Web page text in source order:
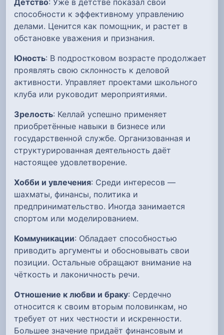
способности к эффективному управлению
делами. Ценится как помощник, и растет в
обстановке уважения и признания.
Юность: В подростковом возрасте продолжает
проявлять свою склонность к деловой
активности. Управляет проектами школьного
клуба или руководит мероприятиями.
Зрелость: Келлай успешно применяет
приобретённые навыки в бизнесе или
государственной службе. Организованная и
структурированная деятельность даёт
настоящее удовлетворение.
Хобби и увлечения: Среди интересов —
шахматы, финансы, политика и
предпринимательство. Иногда занимается
спортом или моделированием.
Коммуникации: Обладает способностью
приводить аргументы и обосновывать свои
позиции. Остальные обращают внимание на
чёткость и лаконичность речи.
Отношение к любви и браку: Сердечно
относится к своим вторым половинкам, но
требует от них честности и искренности.
Большее значение придаёт финансовым и